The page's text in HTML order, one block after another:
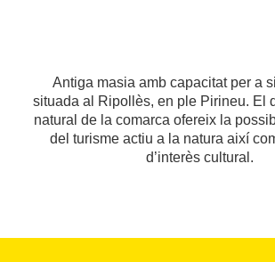
Antiga masia amb capacitat per a
situada al Ripollès, en ple Pirineu. El
natural de la comarca ofereix la
del turisme actiu a la natura així
d’interès cultural.